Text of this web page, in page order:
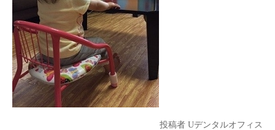
投稿者 Uデンタルオフィス